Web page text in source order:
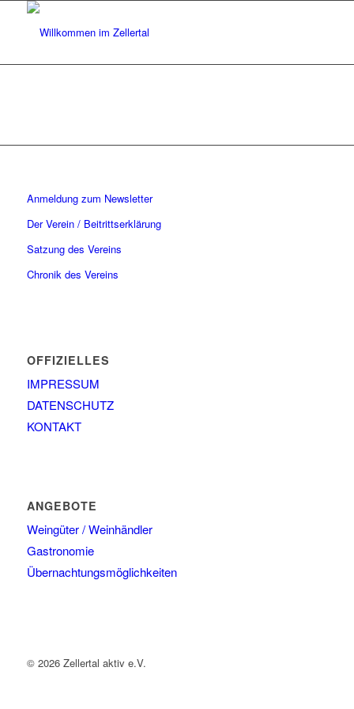
Anmeldung zum Newsletter
Der Verein / Beitrittserklärung
Satzung des Vereins
Chronik des Vereins
OFFIZIELLES
IMPRESSUM
DATENSCHUTZ
KONTAKT
ANGEBOTE
Weingüter / Weinhändler
Gastronomie
Übernachtungsmöglichkeiten
© 2026 Zellertal aktiv e.V.